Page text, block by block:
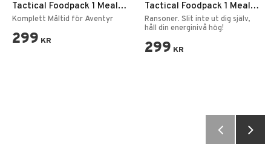
Tactical Foodpack 1 Meal
Ration Delta
Komplett Måltid för Äventyr
299 KR
Tactical Foodpack 1 Meal
Ration Echo
Ransoner. Slit inte ut dig själv,
håll din energinivå hög!
299 KR